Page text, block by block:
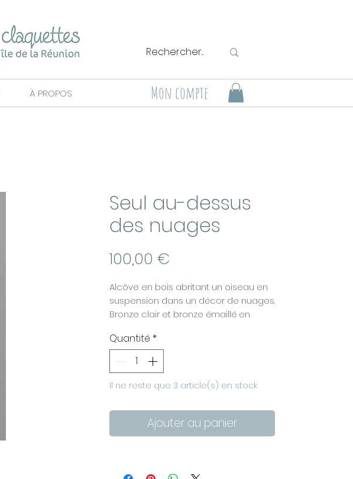
Mon compte
À PROPOS
Seul au-dessus
des nuages
100,00 €
Alcôve en bois abritant un oiseau en
suspension dans un décor de nuages.
Bronze clair et bronze émaillé en
Chaque pièce est faite à la main
dans mon atelier.
Dimensions : 8 x 8 x 4 cm
A poser sur un meuble ou à
face au dos de l'alcôve).
Quantité *
Il ne reste que 3 article(s) en stock
Ajouter au panier